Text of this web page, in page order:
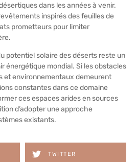
dans les années à venir.
inspirés des feuilles de
prometteurs pour limiter
potentiel solaire des déserts reste un
énergétique mondial. Si les obstacles
et environnementaux demeurent
constantes dans ce domaine
ces espaces arides en sources
d’adopter une approche
existants.
TWITTER